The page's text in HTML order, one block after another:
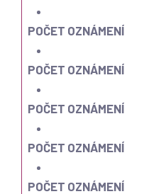
POČET OZNÁMENÍ
POČET OZNÁMENÍ
POČET OZNÁMENÍ
POČET OZNÁMENÍ
POČET OZNÁMENÍ